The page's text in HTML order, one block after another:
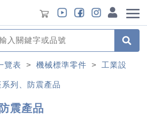
覽表 > 機械標準零件 > 工業設
系列、防震產品
震產品